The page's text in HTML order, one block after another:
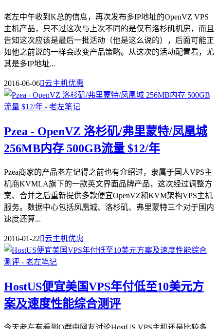
老左中午收到K总的信息，再次发布多IP地址的OpenVZ VPS
主机产品，只不过这次与上次不同的是仅有洛杉矶机房，而且
告知这次应该是最后一批活动（他是这么说的），后面可能正
如他之前说的一样会改变产品策略。从这次的活动配置看，尤
其是多IP地址...
2016-06-06云主机优惠
Pzea - OpenVZ 洛杉矶/弗里蒙特/凤凰城
256MB内存 500GB流量 $12/年
Pzea商家的产品老左记得之前也有介绍过，隶属于国人VPS主
机商KVMLA旗下的一款英文界面品牌产品，这次经过调整方
案、合并之后重新提供多款便宜OpenVZ和KVM架构VPS主机
服务。数据中心包括凤凰城、洛杉矶、弗里蒙特三个对于国内
速度还算...
2016-01-22云主机优惠
HostUS便宜美国VPS年付低至10美元方
案及速度性能综合测评
今天老左有看到Q群中网友讨论HostUS VPS主机还是比较多